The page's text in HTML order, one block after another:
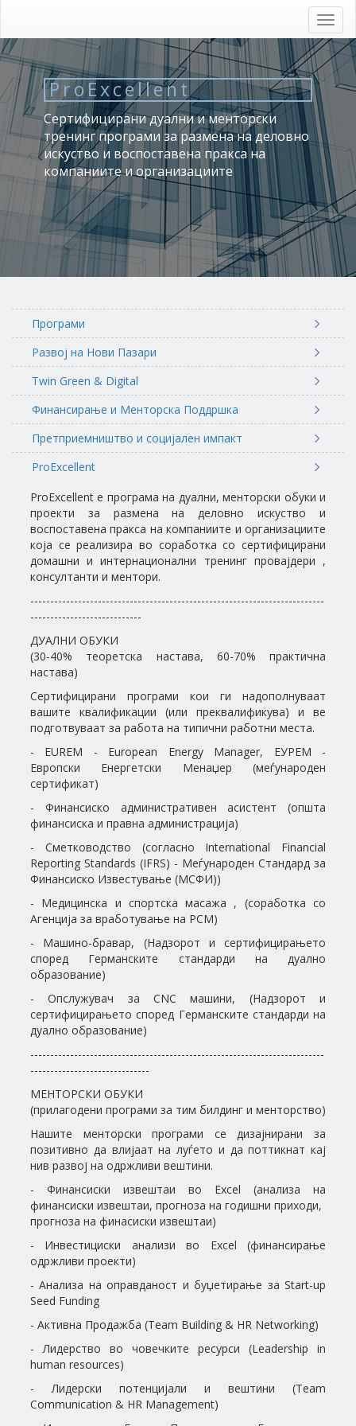
main
content
ProExcellent
Сертифицирани дуални и менторски
тренинг програми за размена на деловно
искуство и воспоставена пракса на
компаниите и организациите
Програми
Развој на Нови Пазари
Twin Green & Digital
Финансирање и Менторска Поддршка
Претприемништво и социјален импакт
ProExcellent
ProExcellent е програма на дуални, менторски обуки и
проекти за размена на деловно искуство и
воспоставена пракса на компаниите и организациите
која се реализира во соработка со сертифицирани
домашни и интернационални тренинг провајдери ,
консултанти и ментори.
--------------------------------------------------------------------------
----------------------------
ДУАЛНИ ОБУКИ
(30-40% теоретска настава, 60-70% практична
настава)
Сертифицирани програми кои ги надополнуваат
вашите квалификации (или преквалификува) и ве
подготвуваат за работа на типични работни места.
- EUREM - European Energy Manager, ЕУРЕМ -
Европски Енергетски Менаџер (меѓународен
сертификат)
- Финансиско административен асистент (општа
финансиска и правна администрација)
- Сметководство (согласно International Financial
Reporting Standards (IFRS) - Меѓународен Стандард за
Финансиско Известување (МСФИ))
- Медицинска и спортска масажа , (соработка со
Агенција за вработување на РСМ)
- Машино-бравар, (Надзорот и сертифицирањето
според Германските стандарди на дуално
образование)
- Опслужувач за CNC машини, (Надзорот и
сертифицирањето според Германските стандарди на
дуално образование)
--------------------------------------------------------------------------
------------------------------
МЕНТОРСКИ ОБУКИ
(прилагодени програми за тим билдинг и менторство)
Нашите менторски програми се дизајнирани за
позитивно да влијаат на луѓето и да поттикнат кај
нив развој на одржливи вештини.
- Финансиски извештаи во Excel (анализа на
финансиски извештаи, прогноза на годишни приходи,
прогноза на финасиски извештаи)
- Инвестициски анализи во Excel (финансирање
одржливи проекти)
- Анализа на оправданост и буџетирање за Start-up
Seed Funding
- Активна Продажба (Team Building & HR Networking)
- Лидерство во човечките ресурси (Leadership in
human resources)
- Лидерски потенцијали и вештини (Team
Communication & HR Management)